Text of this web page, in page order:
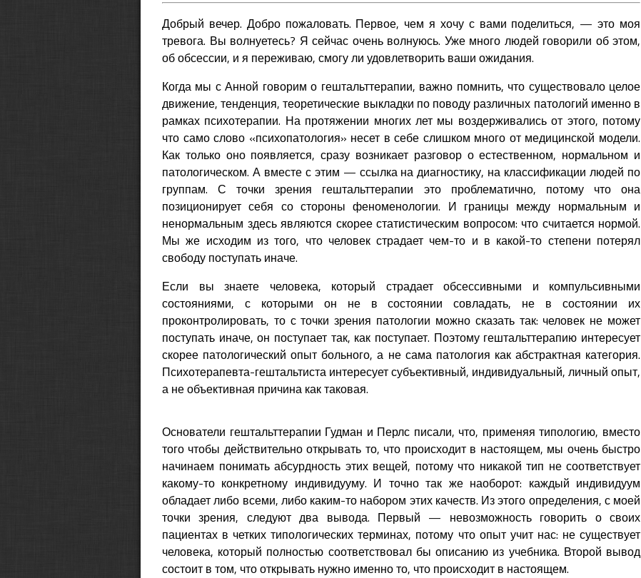
Добрый вечер. Добро пожаловать. Первое, чем я хочу с вами поделиться, — это моя
тревога. Вы волнуетесь? Я сейчас очень волнуюсь. Уже много людей говорили об этом,
об обсессии, и я переживаю, смогу ли удовлетворить ваши ожидания.
Когда мы с Анной говорим о гештальттерапии, важно помнить, что существовало целое
движение, тенденция, теоретические выкладки по поводу различных патологий именно в
рамках психотерапии. На протяжении многих лет мы воздерживались от этого, потому
что само слово «психопатология» несет в себе слишком много от медицинской модели.
Как только оно появляется, сразу возникает разговор о естественном, нормальном и
патологическом. А вместе с этим — ссылка на диагностику, на классификации людей по
группам. С точки зрения гештальттерапии это проблематично, потому что она
позиционирует себя со стороны феноменологии. И границы между нормальным и
ненормальным здесь являются скорее статистическим вопросом: что считается нормой.
Мы же исходим из того, что человек страдает чем-то и в какой-то степени потерял
свободу поступать иначе.
Если вы знаете человека, который страдает обсессивными и компульсивными
состояниями, с которыми он не в состоянии совладать, не в состоянии их
проконтролировать, то с точки зрения патологии можно сказать так: человек не может
поступать иначе, он поступает так, как поступает. Поэтому гештальттерапию интересует
скорее патологический опыт больного, а не сама патология как абстрактная категория.
Психотерапевта-гештальтиста интересует субъективный, индивидуальный, личный опыт,
а не объективная причина как таковая.
Основатели гештальттерапии Гудман и Перлс писали, что, применяя типологию, вместо
того чтобы действительно открывать то, что происходит в настоящем, мы очень быстро
начинаем понимать абсурдность этих вещей, потому что никакой тип не соответствует
какому-то конкретному индивидууму. И точно так же наоборот: каждый индивидуум
обладает либо всеми, либо каким-то набором этих качеств. Из этого определения, с моей
точки зрения, следуют два вывода. Первый — невозможность говорить о своих
пациентах в четких типологических терминах, потому что опыт учит нас: не существует
человека, который полностью соответствовал бы описанию из учебника. Второй вывод
состоит в том, что открывать нужно именно то, что происходит в настоящем.